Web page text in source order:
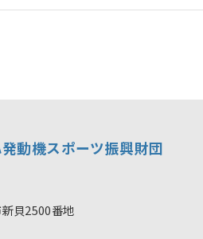
動機スポーツ振興財団
貝2500番地